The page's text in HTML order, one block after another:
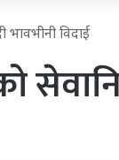
भावभीनी विदाई